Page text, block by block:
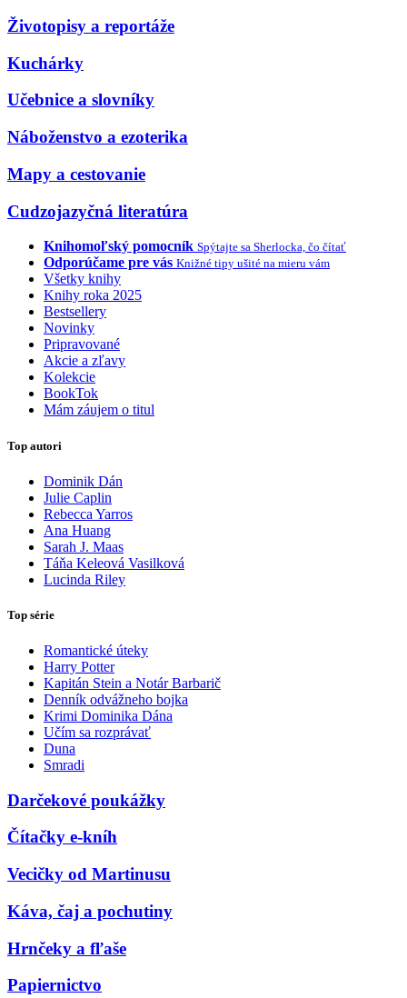
Životopisy a reportáže
Kuchárky
Učebnice a slovníky
Náboženstvo a ezoterika
Mapy a cestovanie
Cudzojazyčná literatúra
Knihomoľský pomocník Spýtajte sa Sherlocka, čo čítať
Odporúčame pre vás Knižné tipy ušité na mieru vám
Všetky knihy
Knihy roka 2025
Bestsellery
Novinky
Pripravované
Akcie a zľavy
Kolekcie
BookTok
Mám záujem o titul
Top autori
Dominik Dán
Julie Caplin
Rebecca Yarros
Ana Huang
Sarah J. Maas
Táňa Keleová Vasilková
Lucinda Riley
Top série
Romantické úteky
Harry Potter
Kapitán Stein a Notár Barbarič
Denník odvážneho bojka
Krimi Dominika Dána
Učím sa rozprávať
Duna
Smradi
Darčekové poukážky
Čítačky e-kníh
Vecičky od Martinusu
Káva, čaj a pochutiny
Hrnčeky a fľaše
Papiernictvo